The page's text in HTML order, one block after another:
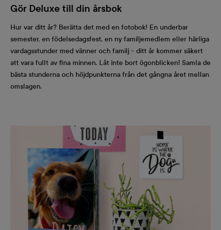
Gör Deluxe till din årsbok
Hur var ditt år? Berätta det med en fotobok! En underbar
semester, en födelsedagsfest, en ny familjemedlem eller härliga
vardagsstunder med vänner och familj - ditt år kommer säkert
att vara fullt av fina minnen. Låt inte bort ögonblicken! Samla de
bästa stunderna och höjdpunkterna från det gångna året mellan
omslagen.